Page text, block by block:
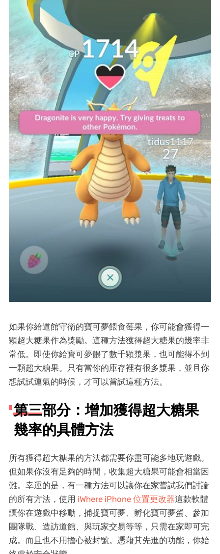
如果你給道館守衛的寶可夢餵食莓果，你可能會獲得一
顆超大糖果作為獎勵。這種方法獲得超大糖果的幾率非
常低。即使你給寶可夢餵了數千顆漿果，也可能得不到
一顆超大糖果。只有當你的庫存裡有很多漿果，並且你
想試試運氣的時候，才可以嘗試這種方法。
第三部分：增加獲得超大糖果
幾率的具體方法
所有獲得超大糖果的方法都需要你盡可能多地玩遊戲。
但如果你沒有足夠的時間，收集超大糖果可能會相當困
難。幸運的是，有一種方法可以讓你在家嘗試我們討論
的所有方法，使用 iWhere iPhone 位置更改器這款軟體
讓你在遊戲中移動，捕捉寶可夢、孵化寶可夢蛋、參加
團隊戰、造訪道館、與玩家交易等等，只需在家即可完
成。而且也不用擔心被封號。憑藉其先進的功能，你始